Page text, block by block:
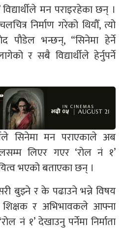
विद्यार्थीले मन पराइरहेका छन् ।
निर्माण गरेको थियौँ, त्यो
पौडेल भन्छन्, “सिनेमा हेर्ने
र सबै विद्यार्थीले हेर्नुपर्ने
सिनेमा मन पराएकाले अब
लिएर गएर ‘रोल नं १’
भएको बताएका छन् ।
बुझ्ने र के पढाउने भन्ने विषय
र अभिभावकले आफ्ना
नं १’ देखाउनु पर्नेमा निर्माता